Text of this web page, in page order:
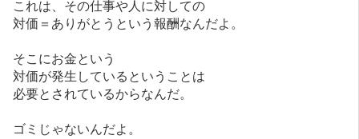
これは、その仕事や人に対しての
対価＝ありがとうという報酬なんだよ。
そこにお金という
対価が発生しているということは
必要とされているからなんだ。
ゴミじゃないんだよ。